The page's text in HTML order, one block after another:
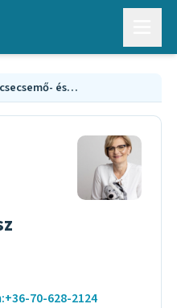
Dr. Nagy Beáta, csecsemő- és gyermekgyógyász homeopata Kecskemét
70-628-2124